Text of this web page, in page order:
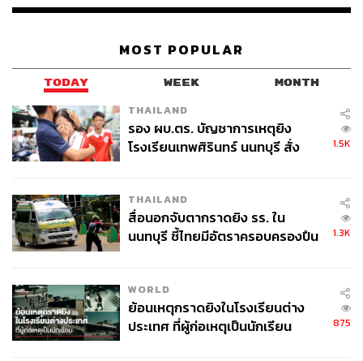
MOST POPULAR
TODAY WEEK MONTH
THAILAND
รอง ผบ.ตร. บัญชาการเหตุยิง
โรงเรียนเทพศิรินทร์ นนทบุรี สั่ง
1.5K
THAILAND
สื่อนอกจับตากราดยิง รร. ใน
นนทบุรี ชี้ไทยมีอัตราครอบครองปืน
1.3K
WORLD
ย้อนเหตุกราดยิงในโรงเรียนต่าง
ประเทศ ที่ผู้ก่อเหตุเป็นนักเรียน
875